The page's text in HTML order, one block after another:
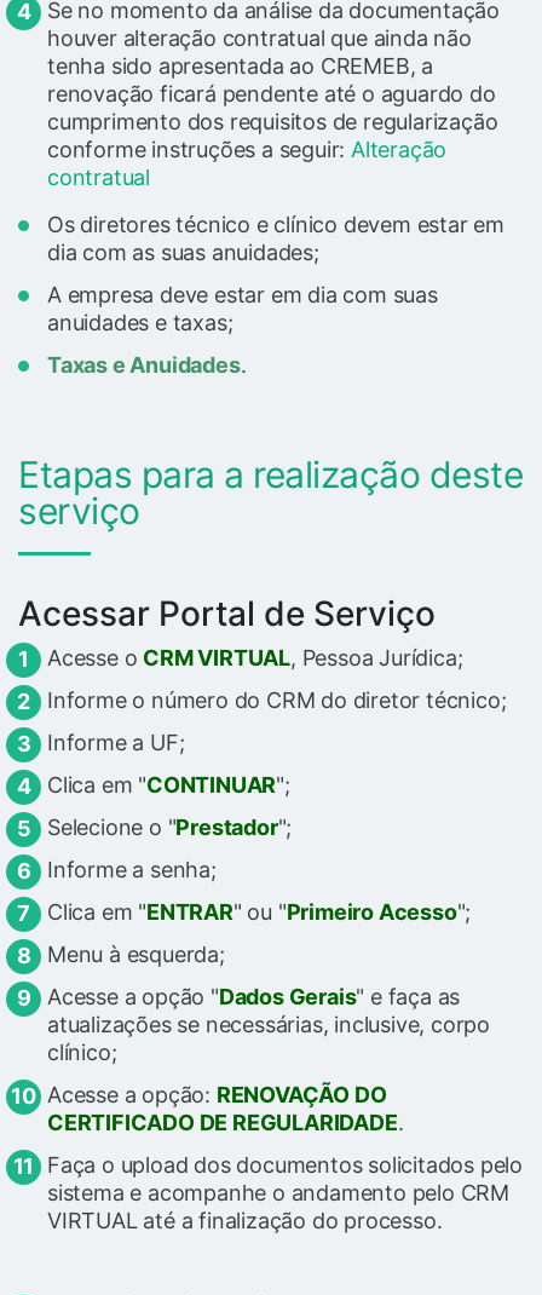
Se no momento da análise da documentação
houver alteração contratual que ainda não
tenha sido apresentada ao CREMEB, a
renovação ficará pendente até o aguardo do
cumprimento dos requisitos de regularização
conforme instruções a seguir: Alteração
contratual
Os diretores técnico e clínico devem estar em
dia com as suas anuidades;
A empresa deve estar em dia com suas
anuidades e taxas;
Taxas e Anuidades.
Etapas para a realização deste
serviço
Acessar Portal de Serviço
Acesse o CRM VIRTUAL, Pessoa Jurídica;
Informe o número do CRM do diretor técnico;
Informe a UF;
Clica em "CONTINUAR";
Selecione o "Prestador";
Informe a senha;
Clica em "ENTRAR" ou "Primeiro Acesso";
Menu à esquerda;
Acesse a opção "Dados Gerais" e faça as
atualizações se necessárias, inclusive, corpo
clínico;
Acesse a opção: RENOVAÇÃO DO
CERTIFICADO DE REGULARIDADE.
Faça o upload dos documentos solicitados pelo
sistema e acompanhe o andamento pelo CRM
VIRTUAL até a finalização do processo.